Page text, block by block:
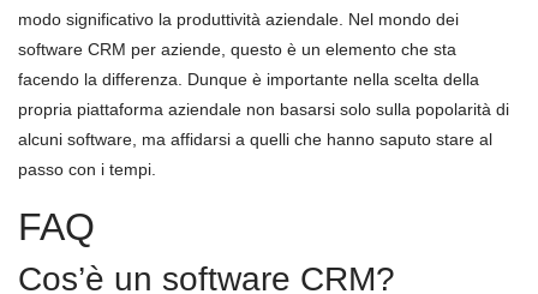
modo significativo la produttività aziendale. Nel mondo dei
software CRM per aziende, questo è un elemento che sta
facendo la differenza. Dunque è importante nella scelta della
propria piattaforma aziendale non basarsi solo sulla popolarità di
alcuni software, ma affidarsi a quelli che hanno saputo stare al
passo con i tempi.
FAQ
Cos’è un software CRM?